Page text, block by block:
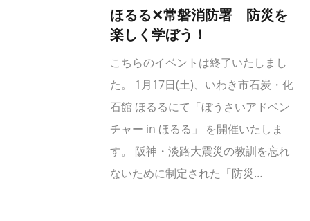
ほるる✕常磐消防署 防災を
楽しく学ぼう！
こちらのイベントは終了いたしまし
た。 1月17日(土)、いわき市石炭・化
石館 ほるるにて「ぼうさいアドベン
チャー in ほるる」 を開催いたしま
す。 阪神・淡路大震災の教訓を忘れ
ないために制定された「防災…